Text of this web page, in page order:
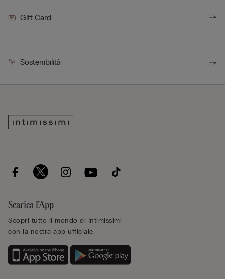
Gift Card
Sostenibilità
Scarica l’App
Scopri tutto il mondo di Intimissimi
con la nostra app ufficiale.